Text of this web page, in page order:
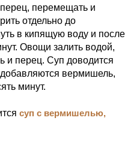
перемещать и
отдельно до
в кипящую воду и после
Овощи залить водой,
и перец. Суп доводится
добавляются вермишель,
минут.
суп с вермишелью,